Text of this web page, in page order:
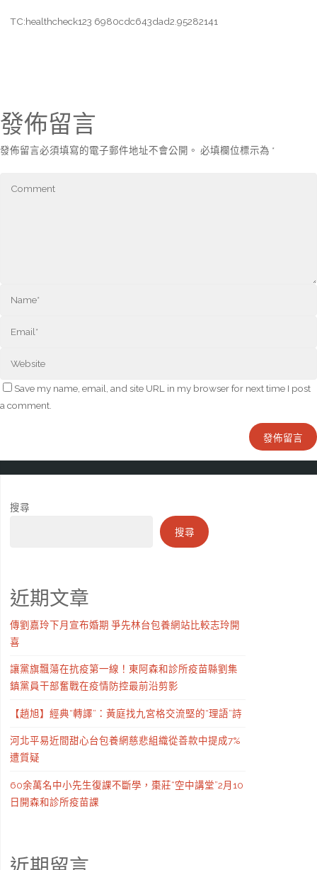
TC:healthcheck123 6980cdc643dad2.95282141
發佈留言
發佈留言必須填寫的電子郵件地址不會公開。 必填欄位標示為 *
Save my name, email, and site URL in my browser for next time I post
a comment.
搜尋
搜尋
近期文章
傳劉嘉玲下月宣布婚期 爭先林台包養網站比較志玲開
喜
讓黨旗飄蕩在抗疫第一線！東阿森和診所疫苗縣劉集
鎮黨員干部奮戰在疫情防控最前沿剪影
【趙旭】經典“轉譯”：黃庭找九宮格交流堅的“理語”詩
河北平易近間甜心台包養網慈悲組織從善款中提成7%
遭質疑
60余萬名中小先生復課不斷學，棗莊“空中講堂”2月10
日開森和診所疫苗課